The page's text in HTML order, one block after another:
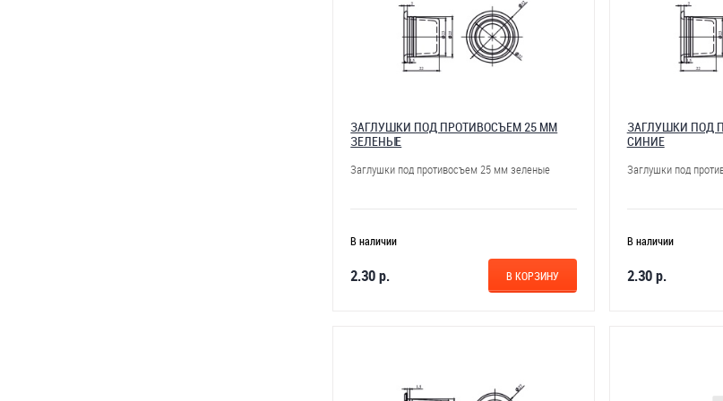
ЗАГЛУШКИ ПОД ПРОТИВОСЪЕМ 25 ММ
ЗЕЛЕНЫЕ
Заглушки под противосъем 25 мм зеленые
В наличии
2.30 р. В КОРЗИНУ
ЗАГЛУШКИ ПОД
СИНИЕ
Заглушки под
В наличии
2.30 р.